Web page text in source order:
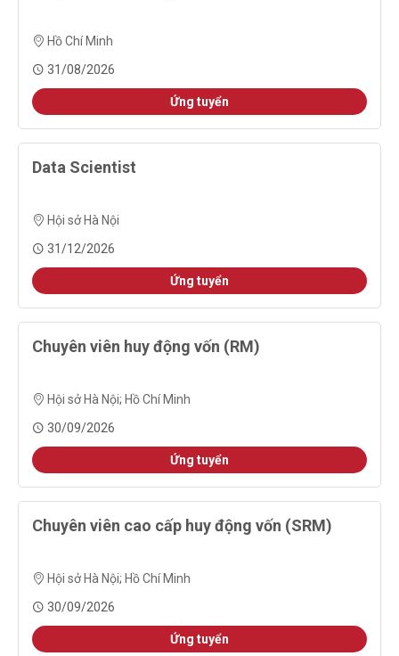
Hồ Chí Minh
31/08/2026
Ứng tuyển
Data Scientist
Hội sở Hà Nội
31/12/2026
Ứng tuyển
Chuyên viên huy động vốn (RM)
Hội sở Hà Nội; Hồ Chí Minh
30/09/2026
Ứng tuyển
Chuyên viên cao cấp huy động vốn (SRM)
Hội sở Hà Nội; Hồ Chí Minh
30/09/2026
Ứng tuyển